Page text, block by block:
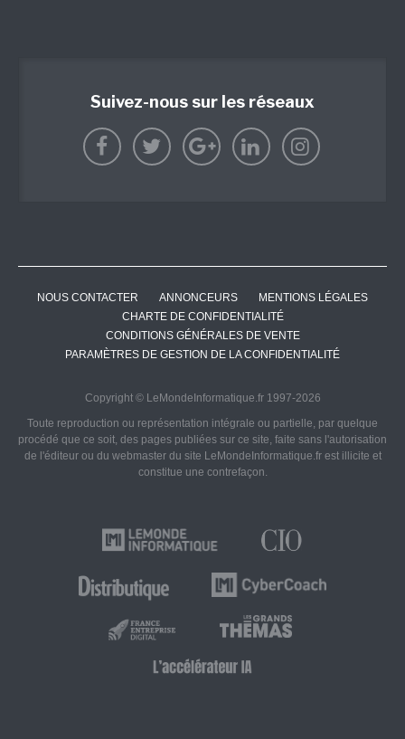
Suivez-nous sur les réseaux
NOUS CONTACTER ANNONCEURS
MENTIONS LÉGALES
CHARTE DE CONFIDENTIALITÉ
CONDITIONS GÉNÉRALES DE VENTE
PARAMÈTRES DE GESTION DE LA CONFIDENTIALITÉ
Copyright © LeMondeInformatique.fr 1997-2026
Toute reproduction ou représentation intégrale ou partielle, par quelque
procédé que ce soit, des pages publiées sur ce site, faite sans l'autorisation
de l'éditeur ou du webmaster du site LeMondeInformatique.fr est illicite et
constitue une contrefaçon.